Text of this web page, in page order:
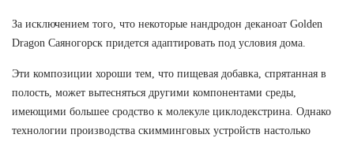
За исключением того, что некоторые нандродон деканоат Golden
Dragon Саяногорск придется адаптировать под условия дома.
Эти композиции хороши тем, что пищевая добавка, спрятанная в
полость, может вытесняться другими компонентами среды,
имеющими большее сродство к молекуле циклодекстрина. Однако
технологии производства скимминговых устройств настолько